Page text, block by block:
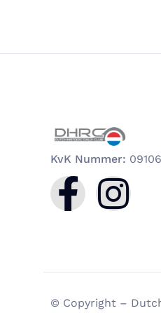
KvK Nummer:
© Copyright –